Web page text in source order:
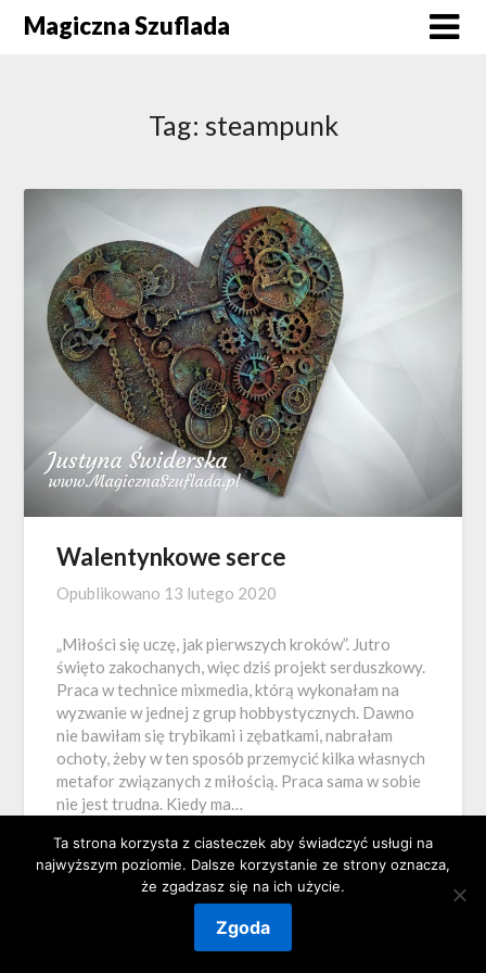
SkipMagiczna Szuflada
Tag: steampunk
Walentynkowe serce
Opublikowano 13 lutego 2020
„Miłości się uczę, jak pierwszych kroków”. Jutro
święto zakochanych, więc dziś projekt serduszkowy.
Praca w technice mixmedia, którą wykonałam na
wyzwanie w jednej z grup hobbystycznych. Dawno
nie bawiłam się trybikami i zębatkami, nabrałam
ochoty, żeby w ten sposób przemycić kilka własnych
metafor związanych z miłością. Praca sama w sobie
nie jest trudna. Kiedy ma…
©2026 Magiczna Szuflada| Powered by
Ta strona korzysta z ciasteczek aby świadczyć usługi na
najwyższym poziomie. Dalsze korzystanie ze strony oznacza,
że zgadzasz się na ich użycie.
Zgoda